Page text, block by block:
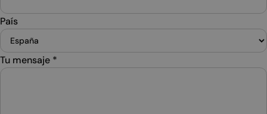
País
Tu mensaje *